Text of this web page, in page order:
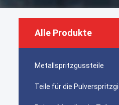
Alle Produkte
Metallspritzgussteile
Teile für die